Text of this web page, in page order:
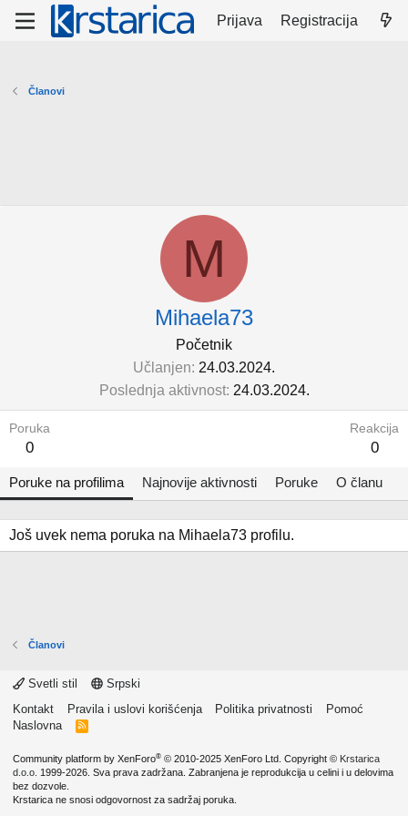
Prijava Registracija
Članovi
M
Mihaela73
Početnik
Učlanjen 24.03.2024.
Poslednja aktivnost 24.03.2024.
Poruka
0
Reakcija
0
Poruke na profilima Najnovije aktivnosti Poruke O članu
Još uvek nema poruka na Mihaela73 profilu.
Članovi
Svetli stil
Srpski
Kontakt
Pravila i uslovi korišćenja Politika privatnosti
Pomoć
Naslovna
R
Community platform by XenForo® © 2010-2025 XenForo Ltd. Copyright © Krstarica
d.o.o. 1999-2026. Sva prava zadržana. Zabranjena je reprodukcija u celini i u delovima
bez dozvole.
Krstarica ne snosi odgovornost za sadržaj poruka.